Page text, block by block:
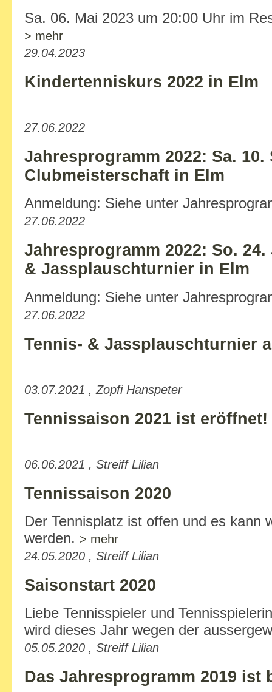
Sa. 06. Mai 2023 um 20:00 Uhr im
> mehr
29.04.2023
Kindertenniskurs 2022 in Elm
27.06.2022
Jahresprogramm 2022: Sa. 10.
Clubmeisterschaft in Elm
Anmeldung: Siehe unter
27.06.2022
Jahresprogramm 2022: So.
& Jassplauschturnier in Elm
Anmeldung: Siehe unter
27.06.2022
Tennis- & Jassplauschturnier
03.07.2021 , Zopfi Hanspeter
Tennissaison 2021 ist eröffnet!
06.06.2021 , Streiff Lilian
Tennissaison 2020
Der Tennisplatz ist offen und es kann
werden. > mehr
24.05.2020 , Streiff Lilian
Saisonstart 2020
Liebe Tennisspieler und
wird dieses Jahr wegen der
05.05.2020 , Streiff Lilian
Das Jahresprogramm 2019 ist